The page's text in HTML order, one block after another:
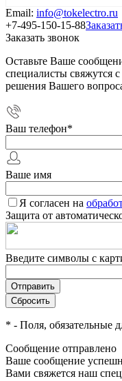
Email: info@tokelectro.ru
+7-495-150-15-88
Заказать звонок
Оставьте Ваше
специалисты свяжутся
решения Вашего
Ваш телефон*
Ваше имя
Я согласен на
Защита от
Введите символы с
* - Поля, обязательные
Сообщение отправлено
Ваше сообщение
Вами свяжется наш